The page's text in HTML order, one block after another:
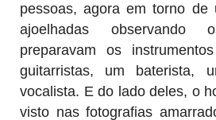
pessoas, agora em torno de
ajoelhadas
preparavam os
guitarristas, um baterista,
vocalista. E do lado deles, o
visto nas fotografias